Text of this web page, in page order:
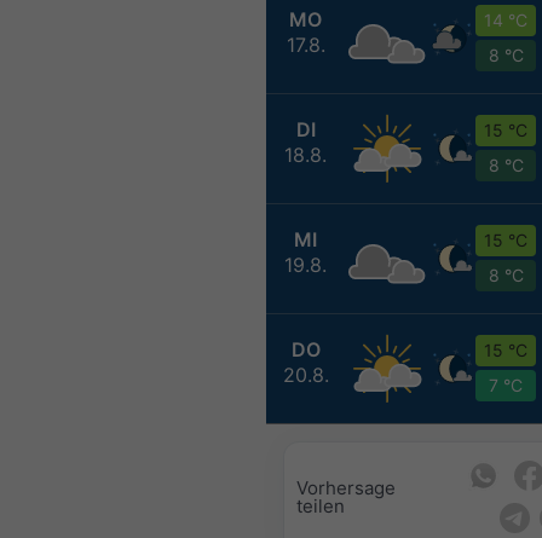
MO
17.8.
14 °C
8 °C
DI
18.8.
15 °C
8 °C
MI
19.8.
15 °C
8 °C
DO
20.8.
15 °C
7 °C
Vorhersage
teilen